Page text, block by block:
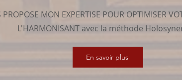
PROPOSE MON EXPERTISE POUR OPTIMISER
L'HARMONISANT avec la méthode
En savoir plus